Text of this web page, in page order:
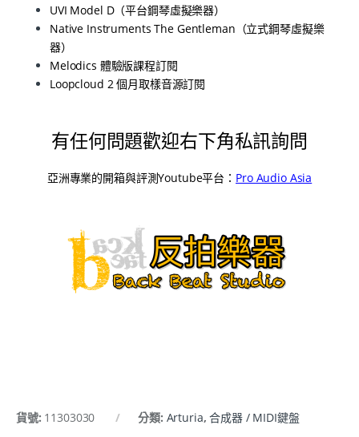
UVI Model D（平台鋼琴虛擬樂器）
Native Instruments The Gentleman（立式鋼琴虛擬樂
器）
Melodics 體驗版課程訂閱
Loopcloud 2 個月取樣音源訂閱
有任何問題歡迎右下角私訊詢問
亞洲專業的開箱與評測Youtube平台： Pro Audio Asia
貨號: 11303030 分類: Arturia,合成器 / MIDI鍵盤